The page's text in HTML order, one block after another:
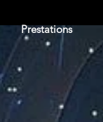
Prestations